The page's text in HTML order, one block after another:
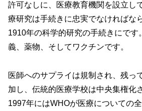
許可なしに、医療教育機関を設立し
療研究は手続きに忠実でなければな
1910年の科学的研究の手続きにです
義、薬物、そしてワクチンです。
医師へのサプライは規制され、残っ
加し、伝統的医療学校は中央集権化
1997年にはWHOが医療についての